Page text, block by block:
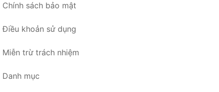
Chính sách bảo mật
Điều khoản sử dụng
Miễn trừ trách nhiệm
Danh mục